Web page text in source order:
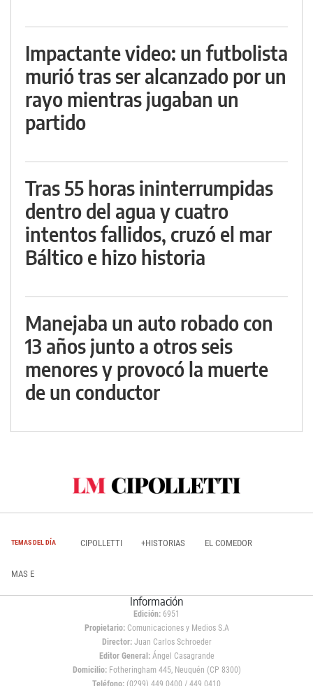
Impactante video: un futbolista
murió tras ser alcanzado por un
rayo mientras jugaban un
partido
Tras 55 horas ininterrumpidas
dentro del agua y cuatro
intentos fallidos, cruzó el mar
Báltico e hizo historia
Manejaba un auto robado con
13 años junto a otros seis
menores y provocó la muerte
de un conductor
TEMAS DEL DÍA CIPOLLETTI +HISTORIAS EL COMEDOR
MAS E
Información
Edición: 6951
Propietario:Comunicaciones y Medios S.A
Director: Juan Carlos Schroeder
Editor General:Ángel Casagrande
Domicilio:Fotheringham 445, Neuquén (CP 8300)
Teléfono: (0299) 449 0400 / 449 0410